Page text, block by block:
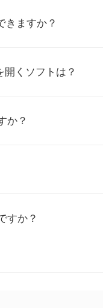
きますか？
開くソフトは？
か？
すか？